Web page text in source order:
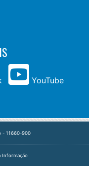
YouTube
- 11660-900
Informação